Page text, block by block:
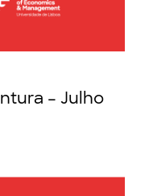
– Julho